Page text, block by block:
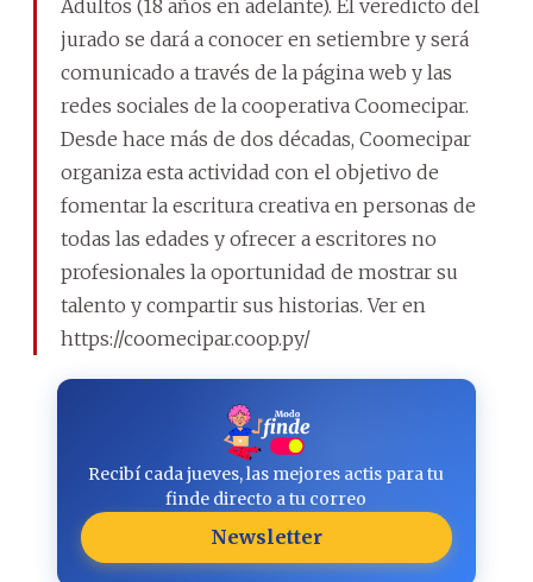
Adultos (18 años en adelante). El veredicto del
jurado se dará a conocer en setiembre y será
comunicado a través de la página web y las
redes sociales de la cooperativa Coomecipar.
Desde hace más de dos décadas, Coomecipar
organiza esta actividad con el objetivo de
fomentar la escritura creativa en personas de
todas las edades y ofrecer a escritores no
profesionales la oportunidad de mostrar su
talento y compartir sus historias. Ver en
https://coomecipar.coop.py/
Recibí cada jueves, las mejores actis para tu
finde directo a tu correo
Newsletter